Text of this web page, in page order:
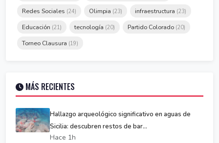
Redes Sociales (24) Olimpia (23) infraestructura (23)
Educación (21) tecnología (20) Partido Colorado (20)
Torneo Clausura (19)
MÁS RECIENTES
Hallazgo arqueológico significativo en aguas de
Sicilia: descubren restos de bar...
Hace 1h